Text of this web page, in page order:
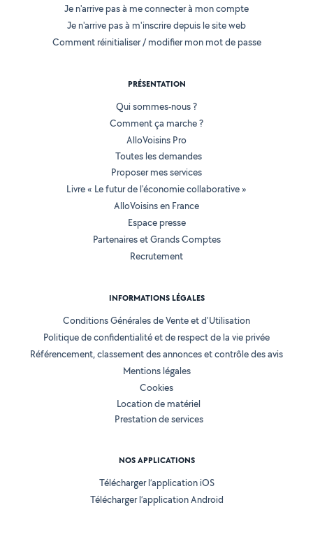
Je n'arrive pas à me connecter à mon compte
Je n'arrive pas à m'inscrire depuis le site web
Comment réinitialiser / modifier mon mot de passe
PRÉSENTATION
Qui sommes-nous ?
Comment ça marche ?
AlloVoisins Pro
Toutes les demandes
Proposer mes services
Livre « Le futur de l'économie collaborative »
AlloVoisins en France
Espace presse
Partenaires et Grands Comptes
Recrutement
INFORMATIONS LÉGALES
Conditions Générales de Vente et d'Utilisation
Politique de confidentialité et de respect de la vie privée
Référencement, classement des annonces et contrôle des avis
Mentions légales
Cookies
Location de matériel
Prestation de services
NOS APPLICATIONS
Télécharger l’application iOS
Télécharger l’application Android